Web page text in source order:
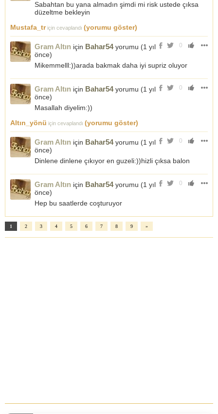
Sabahtan bu yana almadın şimdi mi risk ustede çıksa
düzeltme bekleyin
Mustafa_triçin cevaplandı (yorumu göster)
0
Gram Altın için Bahar54yorumu (1 yıl
önce)
Mikemmelll:))arada bakmak daha iyi supriz oluyor
0
Gram Altın için Bahar54yorumu (1 yıl
önce)
Masallah diyelim:))
Altın_yönü için cevaplandı (yorumu göster)
0
Gram Altın için Bahar54yorumu (1 yıl
önce)
Dinlene dinlene çıkıyor en guzeli:))hizli çıksa balon
0
Gram Altın için Bahar54yorumu (1 yıl
önce)
Hep bu saatlerde coşturuyor
1 2 3 4 5 6 7 8 9 »